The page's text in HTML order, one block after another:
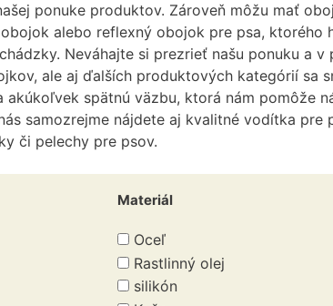
hračky
hračky
hračky
pre šteniatka
ponuke produktov. Zároveň môžu mať
alebo reflexný obojok pre psa, ktorého
Neváhajte si prezrieť našu ponuku a
ale aj ďalších produktových kategórií sa
spätnú väzbu, ktorá nám pomôže
samozrejme nájdete aj kvalitné vodítka pre
či pelechy pre psov.
Materiál
Oceľ
Rastlinný olej
silikón